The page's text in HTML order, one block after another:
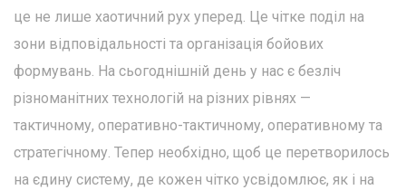
це не лише хаотичний рух уперед. Це чітке поділ на
зони відповідальності та організація бойових
формувань. На сьогоднішній день у нас є безліч
різноманітних технологій на різних рівнях —
тактичному, оперативно-тактичному, оперативному та
стратегічному. Тепер необхідно, щоб це перетворилось
на єдину систему, де кожен чітко усвідомлює, як і на